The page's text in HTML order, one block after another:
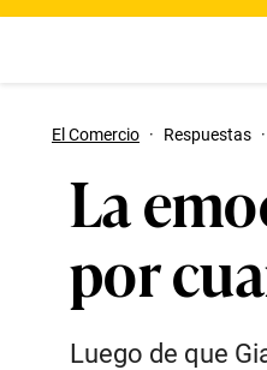
El Comercio · Respuestas ·
La
por
Luego de que